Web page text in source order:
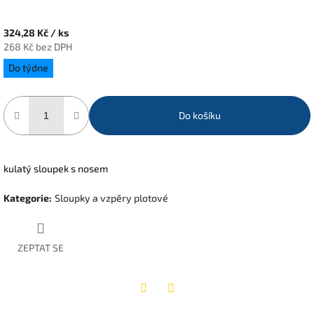
324,28 Kč / ks
268 Kč bez DPH
Měrná
cena:
Do týdne
Do košíku
kulatý sloupek s nosem
Kategorie: Sloupky a vzpěry plotové
ZEPTAT SE